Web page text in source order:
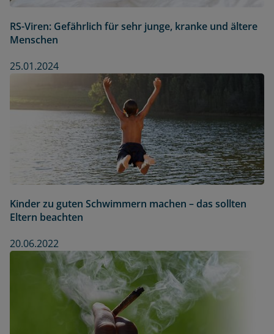
RS-Viren: Gefährlich für sehr junge, kranke und ältere
Menschen
25.01.2024
Kinder zu guten Schwimmern machen – das sollten
Eltern beachten
20.06.2022